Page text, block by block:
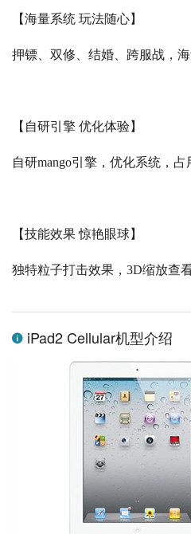
【海量系统 玩法随心】
押镖、双修、结婚、跨服战，
【自研引擎 优化体验】
自研mango引擎，优化系统，占
【技能效果 惊艳眼球】
独特粒子打击效果， 3D缩放查
iPad2 Cellular机型介绍